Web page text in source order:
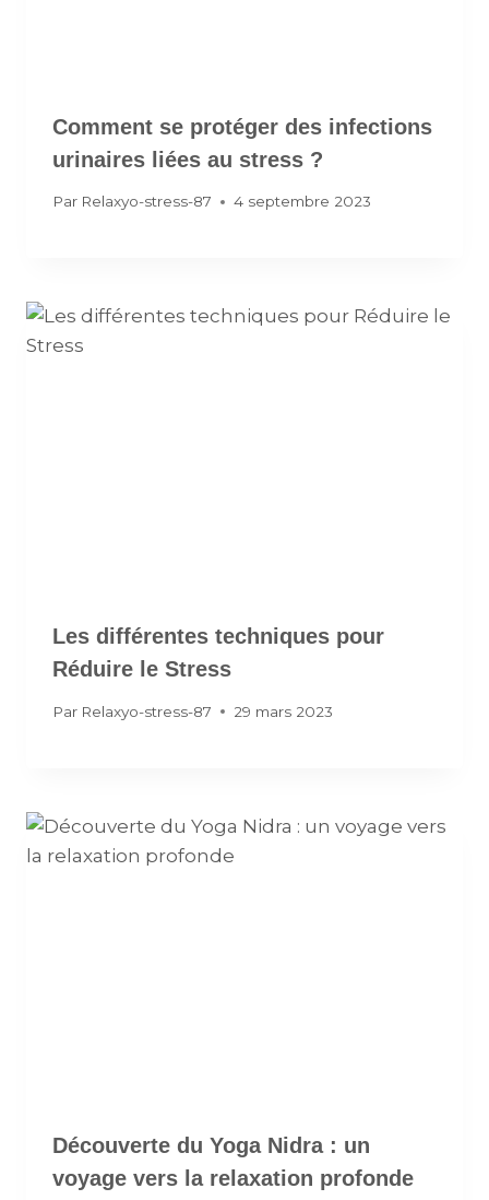
Comment se protéger des infections
urinaires liées au stress ?
Par Relaxyo-stress-87 4 septembre 2023
Les différentes techniques pour
Réduire le Stress
Par Relaxyo-stress-87 29 mars 2023
Découverte du Yoga Nidra : un
voyage vers la relaxation profonde